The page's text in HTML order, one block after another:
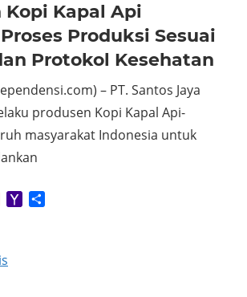
Kopi Kapal Api
Produksi Sesuai
Protokol Kesehatan
– PT. Santos Jaya
produsen Kopi Kapal Api-
masyarakat Indonesia untuk
GmailYahoo